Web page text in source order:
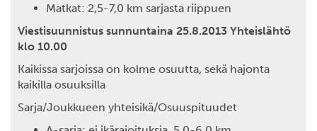
Matkat: 2,5-7,0 km sarjasta riippuen
Viestisuunnistus sunnuntaina 25.8.2013 Yhteislähtö
klo 10.00
Kaikissa sarjoissa on kolme osuutta, sekä hajonta
kaikilla osuuksilla
Sarja/Joukkueen yhteisikä/Osuuspituudet